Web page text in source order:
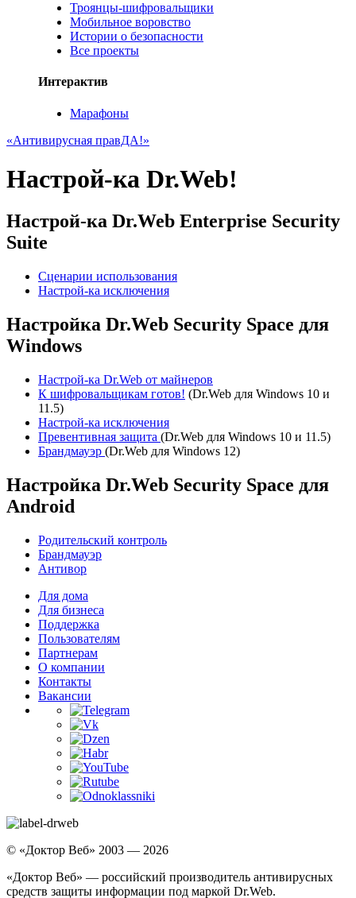
Троянцы-шифровальщики
Мобильное воровство
Истории о безопасности
Все проекты
Интерактив
Марафоны
«Антивирусная правДА!»
Настрой-ка Dr.Web!
Настрой-ка Dr.Web Enterprise Security
Suite
Сценарии использования
Настрой-ка исключения
Настройка Dr.Web Security Space для
Windows
Настрой-ка Dr.Web от майнеров
К шифровальщикам готов! (Dr.Web для Windows 10 и
11.5)
Настрой-ка исключения
Превентивная защита (Dr.Web для Windows 10 и 11.5)
Брандмауэр (Dr.Web для Windows 12)
Настройка Dr.Web Security Space для
Android
Родительский контроль
Брандмауэр
Антивор
Для дома
Для бизнеса
Поддержка
Пользователям
Партнерам
О компании
Контакты
Вакансии
© «Доктор Веб» 2003 — 2026
«Доктор Веб» — российский производитель антивирусных
средств защиты информации под маркой Dr.Web.